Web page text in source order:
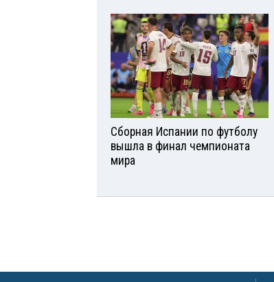
Сборная Испании по футболу
вышла в финал чемпионата
мира